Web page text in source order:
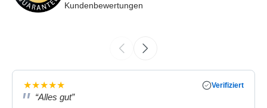
Kundenbewertungen
★★★★★ Verifiziert
“Alles gut”